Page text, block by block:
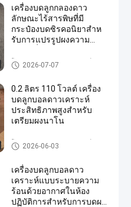
เครื่องบดลูกกลองดาว
ลักษณะไร้สารพิษที่มี
กระป๋องบดซิรคอนิยาสําห
รับการแปรรูปผงความ
โรงงานลูกบอลดาวเคราะห์
2026-07-07
0.2 ลิตร 110 โวลต์ เครื่อง
บดลูกบอลดาวเคราะห์
ประสิทธิภาพสูงสำหรับ
เตรียมผงนาโน
โรงงานลูกบอลดาวเคราะห์
2026-06-03
เครื่องบดลูกบอลดาว
เคราะห์แบบระบายความ
ร้อนด้วยอากาศในห้อง
ปฏิบัติการสำหรับการบดผง